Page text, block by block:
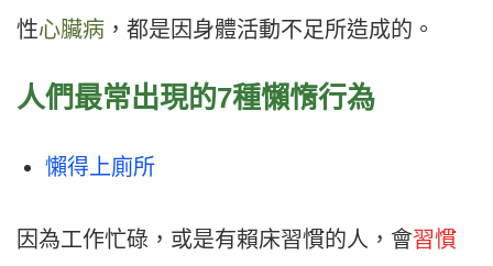
性心臟病 ，都是因身體活動不足所造成的。
人們最常出現的7種懶惰行為
懶得上廁所
因為工作忙碌，或是有賴床習慣的人，會習慣